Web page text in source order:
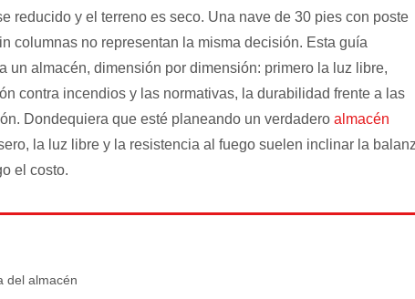
reducido y el terreno es seco. Una nave de 30 pies con poste
columnas no representan la misma decisión. Esta guía
un almacén, dimensión por dimensión: primero la luz libre,
contra incendios y las normativas, la durabilidad frente a las
Dondequiera que esté planeando un verdadero almacén
la luz libre y la resistencia al fuego suelen inclinar la
el costo.
del almacén